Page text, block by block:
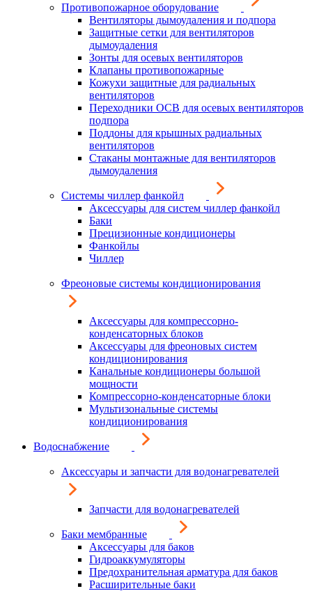
Противопожарное оборудование
Вентиляторы дымоудаления и подпора
Защитные сетки для вентиляторов
дымоудаления
Зонты для осевых вентиляторов
Клапаны противопожарные
Кожухи защитные для радиальных
вентиляторов
Переходники ОСВ для осевых вентиляторов
подпора
Поддоны для крышных радиальных
вентиляторов
Стаканы монтажные для вентиляторов
дымоудаления
Системы чиллер фанкойл
Аксессуары для систем чиллер фанкойл
Баки
Прецизионные кондиционеры
Фанкойлы
Чиллер
Фреоновые системы кондиционирования
Аксессуары для компрессорно-
конденсаторных блоков
Аксессуары для фреоновых систем
кондиционирования
Канальные кондиционеры большой
мощности
Компрессорно-конденсаторные блоки
Мультизональные системы
кондиционирования
Водоснабжение
Аксессуары и запчасти для водонагревателей
Запчасти для водонагревателей
Баки мембранные
Аксессуары для баков
Гидроаккумуляторы
Предохранительная арматура для баков
Расширительные баки